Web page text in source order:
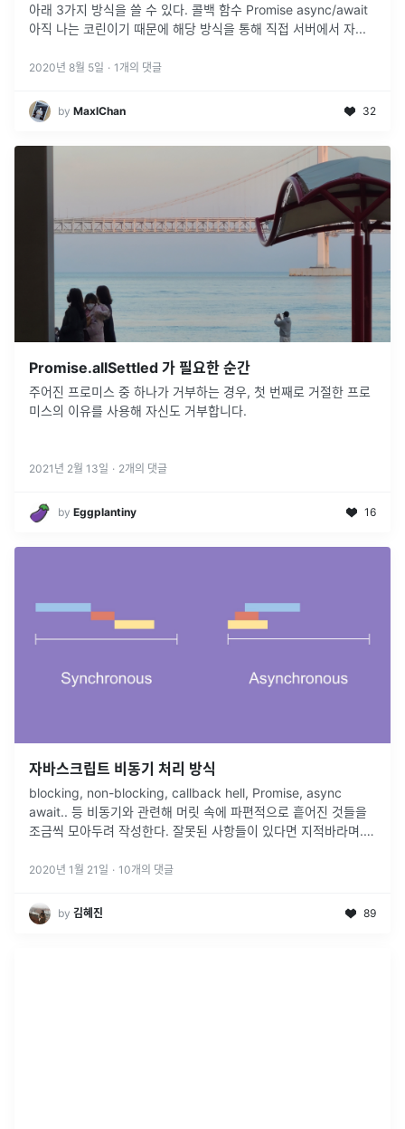
아래 3가지 방식을 쓸 수 있다. 콜백 함수 Promise async/await
아직 나는 코린이기 때문에 해당 방식을 통해 직접 서버에서 자...
2020년 8월 5일 · 1 개의 댓글
by MaxlChan 32
Promise.allSettled 가 필요한 순간
주어진 프로미스 중 하나가 거부하는 경우, 첫 번째로 거절한 프로
미스의 이유를 사용해 자신도 거부합니다.
2021년 2월 13일 · 2개의 댓글
by Eggplantiny 16
자바스크립트 비동기 처리 방식
blocking, non-blocking, callback hell, Promise, async
await.. 등 비동기와 관련해 머릿 속에 파편적으로 흩어진 것들을
조금씩 모아두려 작성한다. 잘못된 사항들이 있다면 지적바라며..
동기와 비동기를 나누는 가장 큰 차이점을 어떻게 실행 ...
2020년 1월 21일 · 10개의 댓글
by 김혜진 89